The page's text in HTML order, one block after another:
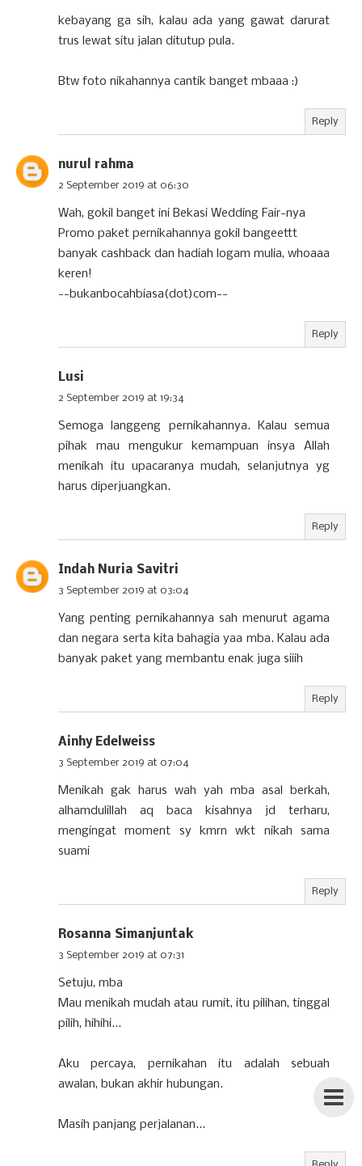
kebayang ga sih, kalau ada yang gawat darurat
trus lewat situ jalan ditutup pula.
Btw foto nikahannya cantik banget mbaaa :)
Reply
nurul rahma
2 September 2019 at 06:30
Wah, gokil banget ini Bekasi Wedding Fair-nya
Promo paket pernikahannya gokil bangeettt
banyak cashback dan hadiah logam mulia, whoaaa
keren!
--bukanbocahbiasa(dot)com--
Reply
Lusi
2 September 2019 at 19:34
Semoga langgeng pernikahannya. Kalau semua
pihak mau mengukur kemampuan insya Allah
menikah itu upacaranya mudah, selanjutnya yg
harus diperjuangkan.
Reply
Indah Nuria Savitri
3 September 2019 at 03:04
Yang penting pernikahannya sah menurut agama
dan negara serta kita bahagia yaa mba. Kalau ada
banyak paket yang membantu enak juga siiih
Reply
Ainhy Edelweiss
3 September 2019 at 07:04
Menikah gak harus wah yah mba asal berkah,
alhamdulillah aq baca kisahnya jd terharu,
mengingat moment sy kmrn wkt nikah sama
suami
Reply
Rosanna Simanjuntak
3 September 2019 at 07:31
Setuju, mba
Mau menikah mudah atau rumit, itu pilihan, tinggal
pilih, hihihi...
Aku percaya, pernikahan itu adalah sebuah
awalan, bukan akhir hubungan.
Masih panjang perjalanan...